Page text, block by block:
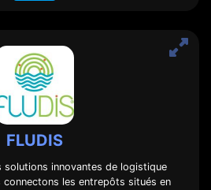
FLUDIS
solutions innovantes de logistique
connectons les entrepôts situés en